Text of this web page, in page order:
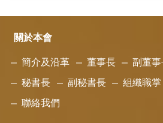
關於本會
簡介及沿革 董事長 副董事
秘書長 副秘書長 組織職掌
聯絡我們